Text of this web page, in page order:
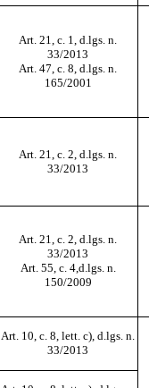
Art. 21, c. 1, d.lgs. n.
33/2013
Art. 47, c. 8, d.lgs. n.
165/2001
Art. 21, c. 2, d.lgs. n.
33/2013
Art. 21, c. 2, d.lgs. n.
33/2013
Art. 55, c. 4,d.lgs. n.
150/2009
Art. 10, c. 8, lett. c), d.lgs. n.
33/2013